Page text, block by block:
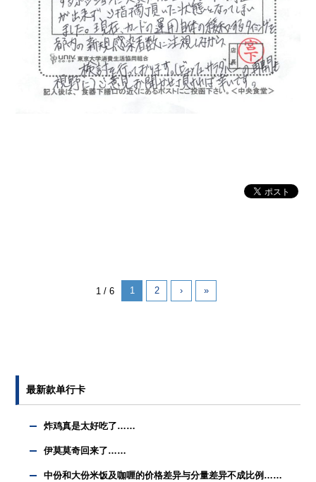
1 / 6 1 2 › »
最新款单行卡
炸鸡真是太好吃了……
伊莫莫奇回来了……
中份和大份米饭及咖喱的价格差异与分量差异不成比例……